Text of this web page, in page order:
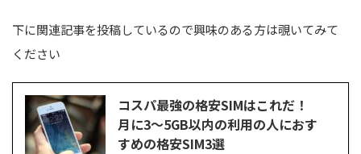
下に関連記事を投稿しているので興味のある方は覗いてみて
ください
コスパ最強の格安SIMはこれだ！
月に3～5GB以内の利用の人におす
すめの格安SIM3選